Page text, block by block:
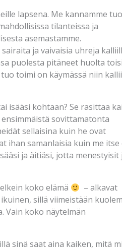
lapsena. Me kannamme
tilanteissa ja
asemastamme.
ja vaivaisia uhreja
puolesta pitäneet huolta
toimi on käymässä niin
isääsi kohtaan? Se rasittaa
sovittamatonta
sellaisina kuin he ovat
ihan samanlaisia kuin me itse
ja äitiäsi, jotta menestyisit
koko elämä
– alkavat
sillä viimeistään
Vain koko näytelmän
sinä saat aina kaiken, mitä